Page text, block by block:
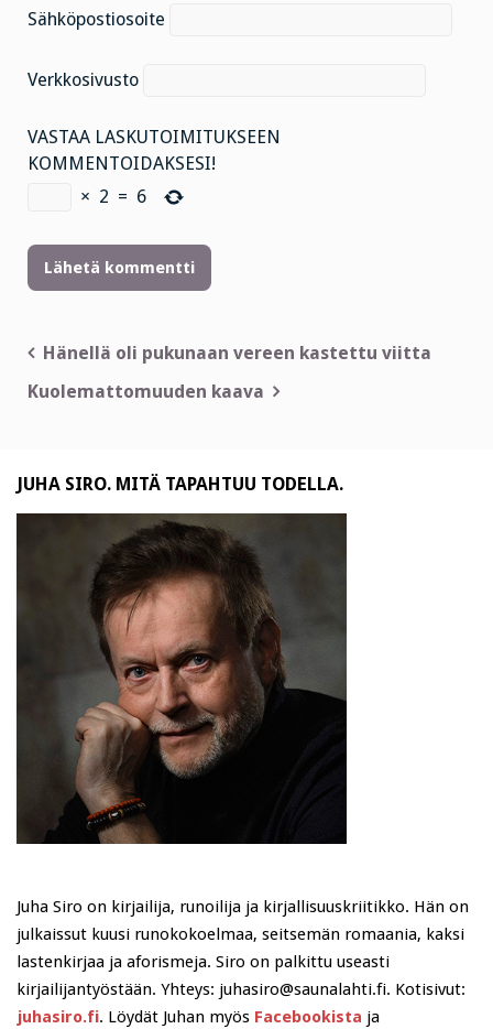
Sähköpostiosoite
Verkkosivusto
VASTAA LASKUTOIMITUKSEEN
KOMMENTOIDAKSESI!
× 2 = 6
Artikkelien
selaus
Hänellä oli pukunaan vereen kastettu viitta
Kuolemattomuuden kaava
JUHA SIRO. MITÄ TAPAHTUU TODELLA.
Juha Siro on kirjailija, runoilija ja kirjallisuuskriitikko. Hän on
julkaissut kuusi runokokoelmaa, seitsemän romaania, kaksi
lastenkirjaa ja aforismeja. Siro on palkittu useasti
kirjailijantyöstään. Yhteys: juhasiro@saunalahti.fi. Kotisivut:
juhasiro.fi. Löydät Juhan myös Facebookista ja